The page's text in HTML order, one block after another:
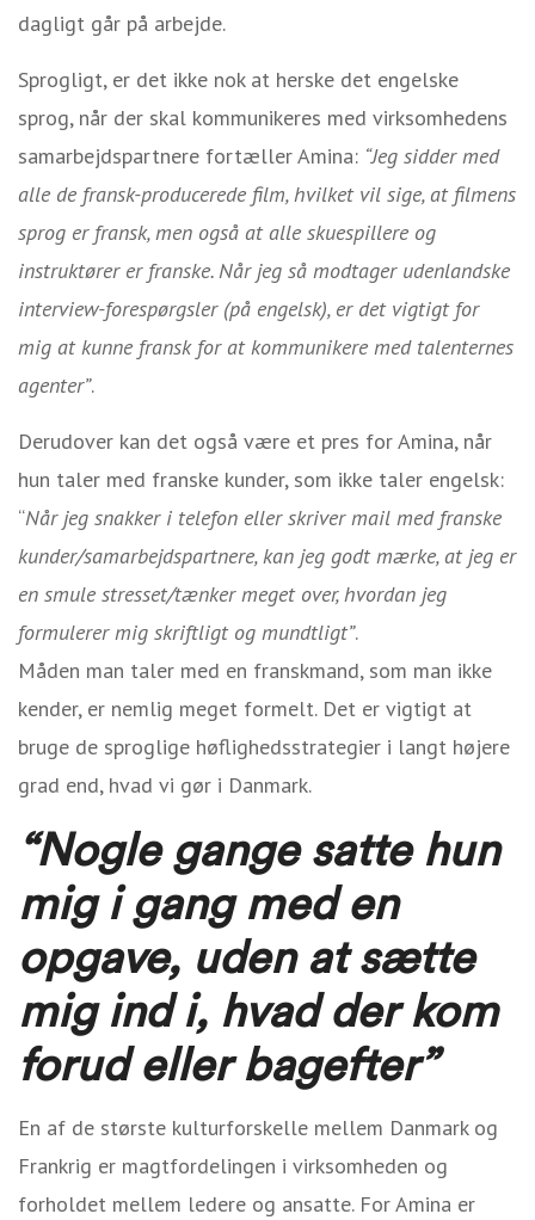
dagligt går på arbejde.
Sprogligt, er det ikke nok at herske det engelske
sprog, når der skal kommunikeres med virksomhedens
samarbejdspartnere fortæller Amina: “Jeg sidder med
alle de fransk-producerede film, hvilket vil sige, at filmens
sprog er fransk, men også at alle skuespillere og
instruktører er franske. Når jeg så modtager udenlandske
interview-forespørgsler (på engelsk), er det vigtigt for
mig at kunne fransk for at kommunikere med talenternes
agenter”.
Derudover kan det også være et pres for Amina, når
hun taler med franske kunder, som ikke taler engelsk:
“Når jeg snakker i telefon eller skriver mail med franske
kunder/samarbejdspartnere, kan jeg godt mærke, at jeg er
en smule stresset/tænker meget over, hvordan jeg
formulerer mig skriftligt og mundtligt”.
Måden man taler med en franskmand, som man ikke
kender, er nemlig meget formelt. Det er vigtigt at
bruge de sproglige høflighedsstrategier i langt højere
grad end, hvad vi gør i Danmark.
“Nogle gange satte hun
mig i gang med en
opgave, uden at sætte
mig ind i, hvad der kom
forud eller bagefter”
En af de største kulturforskelle mellem Danmark og
Frankrig er magtfordelingen i virksomheden og
forholdet mellem ledere og ansatte. For Amina er